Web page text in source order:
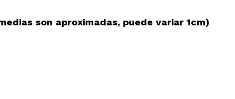
son aproximadas, puede variar 1cm)